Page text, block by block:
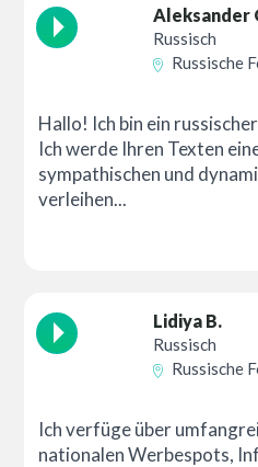
Aleksander
Russisch
Russische
Hallo! Ich bin ein
Ich werde Ihren Texten
sympathischen und
verleihen...
Lidiya B.
Russisch
Russische
Ich verfüge über
nationalen Werbespots,